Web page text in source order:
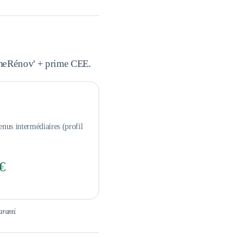
+ prime CEE.
intermédiaires (profil